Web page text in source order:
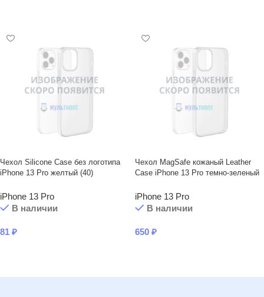
Чехол Silicone Case без логотипа
iPhone 13 Pro желтый (40)
iPhone 13 Pro
В наличии
81 ₽
Чехол MagSafe кожаный Leather
Case iPhone 13 Prо темно-зеленый
iPhone 13 Pro
В наличии
650 ₽